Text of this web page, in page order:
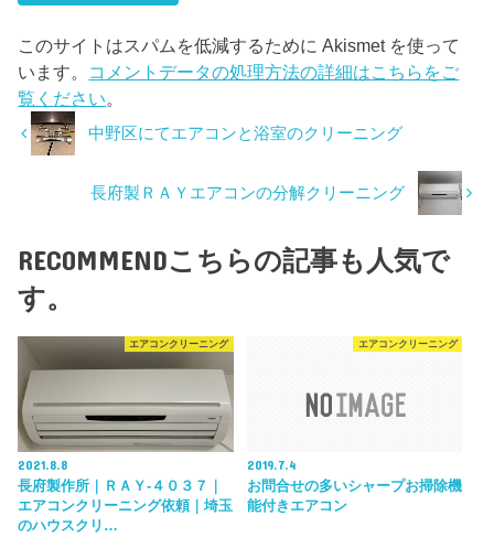
このサイトはスパムを低減するために Akismet を使って
います。 コメントデータの処理方法の詳細はこちらをご
覧ください。
中野区にてエアコンと浴室のクリーニング
長府製ＲＡＹエアコンの分解クリーニング
RECOMMENDこちらの記事も人気で
す。
エアコンクリーニング
2021.8.8
長府製作所｜ＲＡＹ-４０３７｜
エアコンクリーニング依頼｜埼玉
のハウスクリ…
エアコンクリーニング
2019.7.4
お問合せの多いシャープお掃除機
能付きエアコン